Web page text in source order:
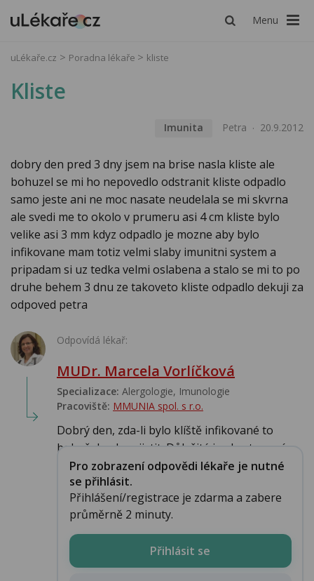
Menu
uLékaře.cz Poradna lékaře kliste
Kliste
Imunita Petra 20.9.2012
dobry den pred 3 dny jsem na brise nasla kliste ale
bohuzel se mi ho nepovedlo odstranit kliste odpadlo
samo jeste ani ne moc nasate neudelala se mi skvrna
ale svedi me to okolo v prumeru asi 4 cm kliste bylo
velike asi 3 mm kdyz odpadlo je mozne aby bylo
infikovane mam totiz velmi slaby imunitni system a
pripadam si uz tedka velmi oslabena a stalo se mi to po
druhe behem 3 dnu ze takoveto kliste odpadlo dekuji za
odpoved petra
Odpovídá lékař:
MUDr. Marcela Vorlíčková
Specializace: Alergologie‎, Imunologie‎
Pracoviště: MMUNIA spol. s r.o.
Dobrý den, zda-li bylo klíště infikované to
bohužel nelze zjistit. Důležité je abyste nyní...
Pro zobrazení odpovědi lékaře je nutné
se přihlásit.
Přihlášení/registrace je zdarma a zabere
průměrně 2 minuty.
Přihlásit se